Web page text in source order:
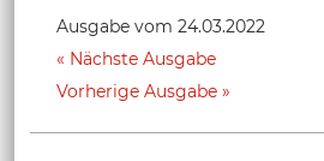
Ausgabe vom 24.03.2022
Nächste Ausgabe
Vorherige Ausgabe